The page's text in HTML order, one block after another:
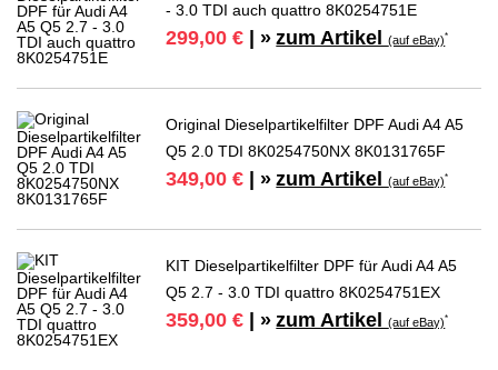
- 3.0 TDI auch quattro 8K0254751E
299,00 € | » zum Artikel(auf eBay)*
Original Dieselpartikelfilter DPF Audi A4 A5
Q5 2.0 TDI 8K0254750NX 8K0131765F
349,00 € | » zum Artikel(auf eBay)*
KIT Dieselpartikelfilter DPF für Audi A4 A5
Q5 2.7 - 3.0 TDI quattro 8K0254751EX
359,00 € | » zum Artikel(auf eBay)*